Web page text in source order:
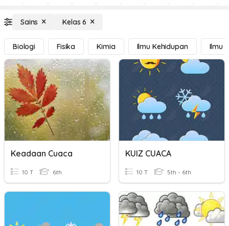
Sains Kelas 6
Biologi Fisika Kimia Ilmu Kehidupan Ilmu
Keadaan Cuaca
10 T 6th
KUIZ CUACA
10 T 5th - 6th